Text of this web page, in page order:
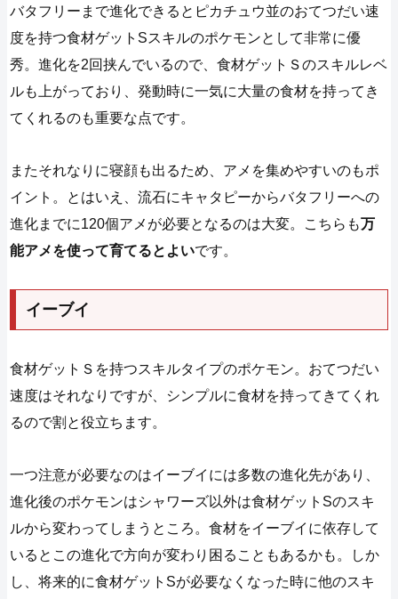
バタフリーまで進化できるとピカチュウ並のおてつだい速
度を持つ食材ゲットSスキルのポケモンとして非常に優
秀。進化を2回挟んでいるので、食材ゲットＳのスキルレベ
ルも上がっており、発動時に一気に大量の食材を持ってき
てくれるのも重要な点です。
またそれなりに寝顔も出るため、アメを集めやすいのもポ
イント。とはいえ、流石にキャタピーからバタフリーへの
進化までに120個アメが必要となるのは大変。こちらも万
能アメを使って育てるとよいです。
イーブイ
食材ゲットＳを持つスキルタイプのポケモン。おてつだい
速度はそれなりですが、シンプルに食材を持ってきてくれ
るので割と役立ちます。
一つ注意が必要なのはイーブイには多数の進化先があり、
進化後のポケモンはシャワーズ以外は食材ゲットSのスキ
ルから変わってしまうところ。食材をイーブイに依存して
いるとこの進化で方向が変わり困ることもあるかも。しか
し、将来的に食材ゲットSが必要なくなった時に他のスキ